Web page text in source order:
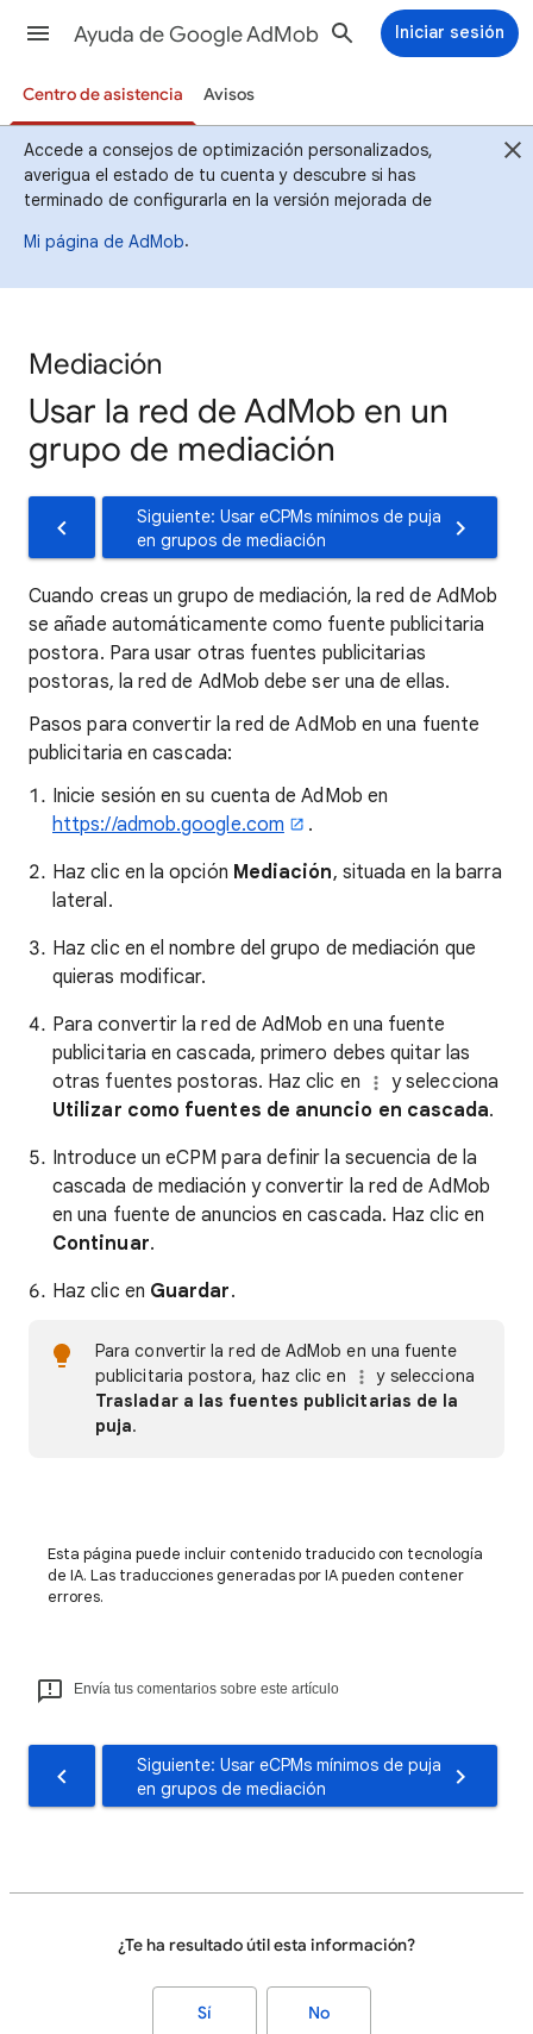
Ayuda de Google AdMob Iniciar sesión
Centro de asistencia Avisos
Accede a consejos de optimización personalizados,
averigua el estado de tu cuenta y descubre si has
terminado de configurarla en la versión mejorada de
Mi página de AdMob.
Mediación
Usar la red de AdMob en un
grupo de mediación
Siguiente: Usar eCPMs mínimos de puja
en grupos de mediación
Cuando creas un grupo de mediación, la red de AdMob
se añade automáticamente como fuente publicitaria
postora. Para usar otras fuentes publicitarias
postoras, la red de AdMob debe ser una de ellas.
Pasos para convertir la red de AdMob en una fuente
publicitaria en cascada:
Inicie sesión en su cuenta de AdMob en
https://admob.google.com
.
Haz clic en la opción Mediación, situada en la barra
lateral.
Haz clic en el nombre del grupo de mediación que
quieras modificar.
Para convertir la red de AdMob en una fuente
publicitaria en cascada, primero debes quitar las
otras fuentes postoras. Haz clic en
y selecciona
Utilizar como fuentes de anuncio en cascada.
Introduce un eCPM para definir la secuencia de la
cascada de mediación y convertir la red de AdMob
en una fuente de anuncios en cascada. Haz clic en
Continuar.
Haz clic en Guardar.
Para convertir la red de AdMob en una fuente
publicitaria postora, haz clic en
y selecciona
Trasladar a las fuentes publicitarias de la
puja.
Esta página puede incluir contenido traducido con tecnología
de IA. Las traducciones generadas por IA pueden contener
errores.
Envía tus comentarios sobre este artículo
Siguiente: Usar eCPMs mínimos de puja
en grupos de mediación
¿Te ha resultado útil esta información?
Sí No